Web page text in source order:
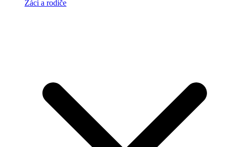
Žáci a rodiče